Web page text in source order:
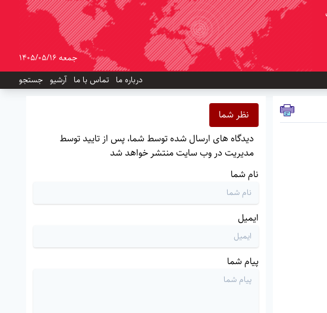
جمعه 1405/05/16
درباره ما تماس با ما آرشیو جستجو
نظر شما
دیدگاه های ارسال شده توسط شما، پس از تایید توسط
مدیریت در وب سایت منتشر خواهد شد
نام شما
ایمیل
پیام شما